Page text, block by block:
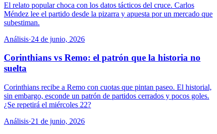
El relato popular choca con los datos tácticos del cruce. Carlos
Méndez lee el partido desde la pizarra y apuesta por un mercado que
subestiman.
Análisis·24 de junio, 2026
Corinthians vs Remo: el patrón que la historia no
suelta
Corinthians recibe a Remo con cuotas que pintan paseo. El historial,
sin embargo, esconde un patrón de partidos cerrados y pocos goles.
¿Se repetirá el miércoles 22?
Análisis·21 de junio, 2026